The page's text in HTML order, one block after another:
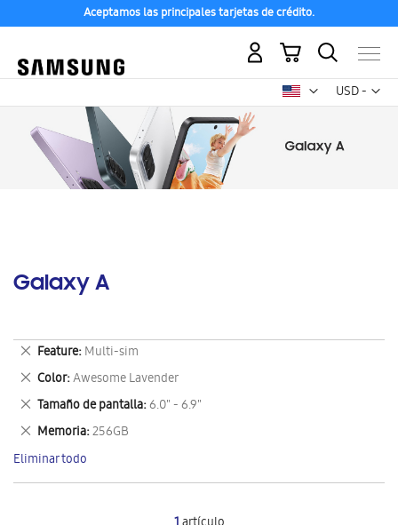
Aceptamos las principales tarjetas de crédito.
USD -
dólar
Mi carrito
Galaxy A
Feature Multi-sim
Eliminar
este
artículo
Color Awesome Lavender
Eliminar
este
artículo
Tamaño de pantalla 6.0" - 6.9"
Eliminar
este
artículo
Memoria 256GB
Eliminar
este
artículo
Eliminar todo